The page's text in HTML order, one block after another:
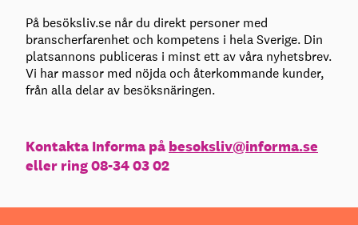
På besöksliv.se når du direkt personer med
branscherfarenhet och kompetens i hela Sverige. Din
platsannons publiceras i minst ett av våra nyhetsbrev.
Vi har massor med nöjda och återkommande kunder,
från alla delar av besöksnäringen.
Kontakta Informa på besoksliv@informa.se
eller ring 08-34 03 02